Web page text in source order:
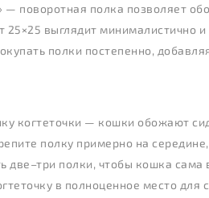
поворотная полка позволяет
выглядит минималистично
полки постепенно,
когтеточки — кошки обожают
полку примерно на
две–три полки, чтобы кошка
в полноценное место для